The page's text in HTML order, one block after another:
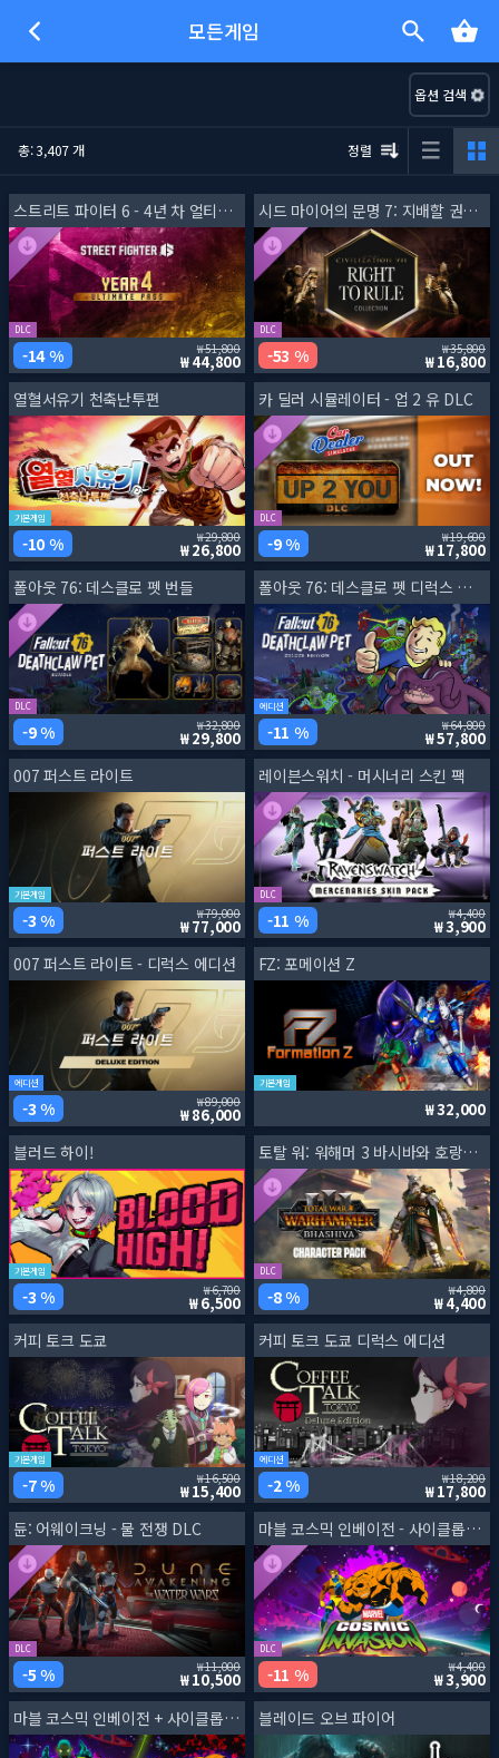
모든게임
옵션 검색
총: 3,407 개 정렬
스트리트 파이터 6 - 4년 차 얼티메이트 패스
DLC
14 % 51,800
44,800
시드 마이어의 문명 7: 지배할 권리 컬렉션
DLC
53 % 35,800
16,800
열혈서유기 천축난투편
기본게임
10 % 29,800
26,800
카 딜러 시뮬레이터 - 업 2 유 DLC
DLC
9 % 19,600
17,800
폴아웃 76: 데스클로 펫 번들
DLC
9 % 32,800
29,800
폴아웃 76: 데스클로 펫 디럭스 에디션
에디션
11 % 64,800
57,800
007 퍼스트 라이트
기본게임
3 % 79,000
77,000
레이븐스워치 - 머시너리 스킨 팩
DLC
11 % 4,400
3,900
007 퍼스트 라이트 - 디럭스 에디션
에디션
3 % 89,000
86,000
FZ: 포메이션 Z
기본게임
32,000
블러드 하이!
기본게임
3 % 6,700
6,500
토탈 워: 워해머 3 바시바와 호랑이 전사들
DLC
8 % 4,800
4,400
커피 토크 도쿄
기본게임
7 % 16,500
15,400
커피 토크 도쿄 디럭스 에디션
에디션
2 % 18,200
17,800
듄: 어웨이크닝 - 물 전쟁 DLC
DLC
5 % 11,000
10,500
마블 코스믹 인베이전 - 사이클롭스 & 씽
DLC
11 % 4,400
3,900
마블 코스믹 인베이전 + 사이클롭스 & 씽 DLC 블레이드 오브 파이어